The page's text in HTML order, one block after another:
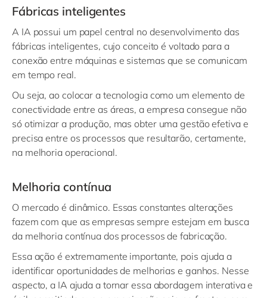
Fábricas inteligentes
A IA possui um papel central no desenvolvimento das
fábricas inteligentes, cujo conceito é voltado para a
conexão entre máquinas e sistemas que se comunicam
em tempo real.
Ou seja, ao colocar a tecnologia como um elemento de
conectividade entre as áreas, a empresa consegue não
só otimizar a produção, mas obter uma gestão efetiva e
precisa entre os processos que resultarão, certamente,
na melhoria operacional.
Melhoria contínua
O mercado é dinâmico. Essas constantes alterações
fazem com que as empresas sempre estejam em busca
da melhoria contínua dos processos de fabricação.
Essa ação é extremamente importante, pois ajuda a
identificar oportunidades de melhorias e ganhos. Nesse
aspecto, a IA ajuda a tornar essa abordagem interativa e